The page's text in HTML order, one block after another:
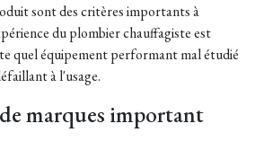
sont des critères importants à
du plombier chauffagiste est
quel équipement performant mal étudié
à l'usage.
marques important